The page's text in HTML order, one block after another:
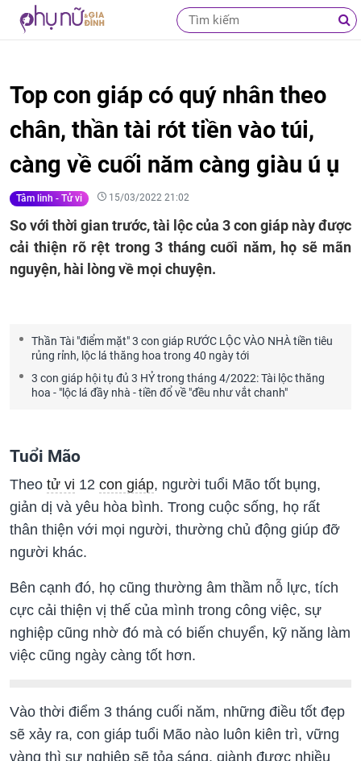
Top con giáp có quý nhân theo
chân, thần tài rót tiền vào túi,
càng về cuối năm càng giàu ú ụ
Tâm linh - Tử vi 15/03/2022 21:02
So với thời gian trước, tài lộc của 3 con giáp này được
cải thiện rõ rệt trong 3 tháng cuối năm, họ sẽ mãn
nguyện, hài lòng về mọi chuyện.
Thần Tài "điểm mặt" 3 con giáp RƯỚC LỘC VÀO NHÀ tiền tiêu
rủng rỉnh, lộc lá thăng hoa trong 40 ngày tới
3 con giáp hội tụ đủ 3 HỶ trong tháng 4/2022: Tài lộc thăng
hoa - "lộc lá đầy nhà - tiền đổ về "đều như vắt chanh"
Tuổi Mão
Theo tử vi 12 con giáp, người tuổi Mão tốt bụng,
giản dị và yêu hòa bình. Trong cuộc sống, họ rất
thân thiện với mọi người, thường chủ động giúp đỡ
người khác.
Bên cạnh đó, họ cũng thường âm thầm nỗ lực, tích
cực cải thiện vị thế của mình trong công việc, sự
nghiệp cũng nhờ đó mà có biến chuyển, kỹ năng làm
việc cũng ngày càng tốt hơn.
Vào thời điểm 3 tháng cuối năm, những điều tốt đẹp
sẽ xảy ra, con giáp tuổi Mão nào luôn kiên trì, vững
vàng thì sự nghiệp sẽ tỏa sáng, giành được nhiều